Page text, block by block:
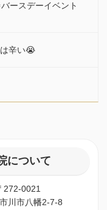
ースデーイベント
辛い😭
について
272-0021
川市八幡2-7-8